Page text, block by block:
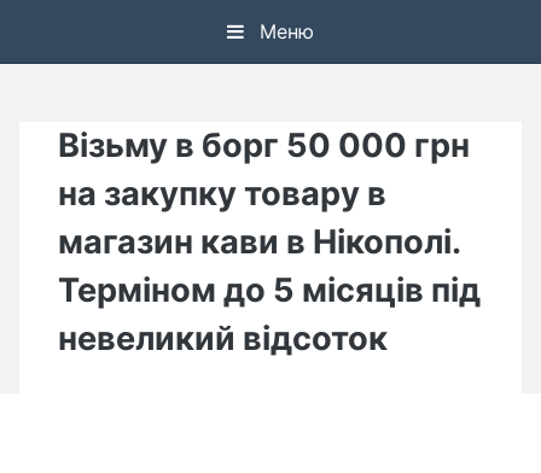
Меню
Візьму в борг 50 000 грн
на закупку товару в
магазин кави в Нікополі.
Терміном до 5 місяців під
невеликий відсоток